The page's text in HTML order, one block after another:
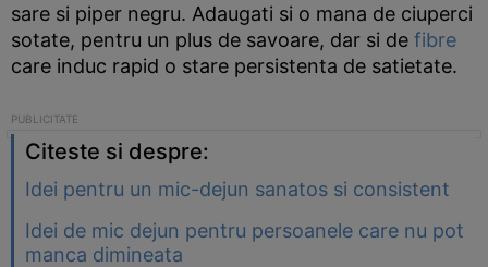
sare si piper negru. Adaugati si o mana de ciuperci
sotate, pentru un plus de savoare, dar si de fibre
care induc rapid o stare persistenta de satietate.
Citeste si despre:
Idei pentru un mic-dejun sanatos si consistent
Idei de mic dejun pentru persoanele care nu pot
manca dimineata